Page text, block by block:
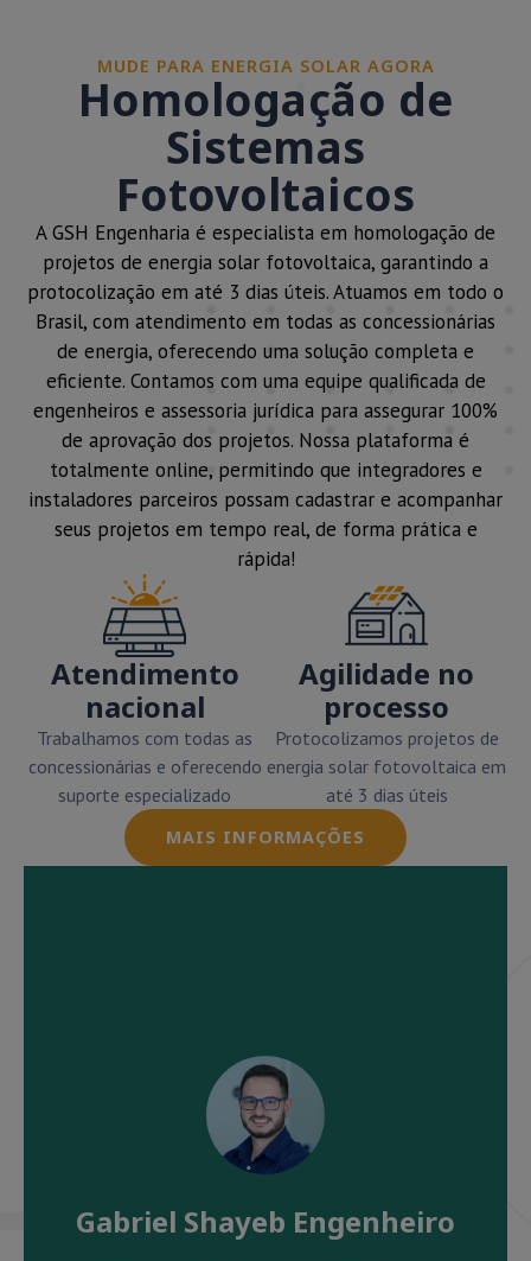
MUDE PARA ENERGIA SOLAR AGORA
Homologação de
Sistemas
Fotovoltaicos
A GSH Engenharia é especialista em homologação de
projetos de energia solar fotovoltaica, garantindo a
protocolização em até 3 dias úteis. Atuamos em todo o
Brasil, com atendimento em todas as concessionárias
de energia, oferecendo uma solução completa e
eficiente. Contamos com uma equipe qualificada de
engenheiros e assessoria jurídica para assegurar 100%
de aprovação dos projetos. Nossa plataforma é
totalmente online, permitindo que integradores e
instaladores parceiros possam cadastrar e acompanhar
seus projetos em tempo real, de forma prática e
rápida!
Atendimento
nacional
Trabalhamos com todas as
concessionárias e oferecendo
suporte especializado
Agilidade no
processo
Protocolizamos projetos de
energia solar fotovoltaica em
até 3 dias úteis
MAIS INFORMAÇÕES
Gabriel Shayeb Engenheiro